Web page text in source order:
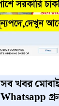
সব খবর
Whatsapp